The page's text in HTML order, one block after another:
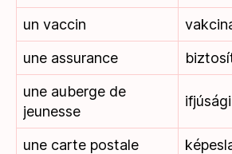
un vaccin
une assurance
une auberge de
jeunesse
une carte postale